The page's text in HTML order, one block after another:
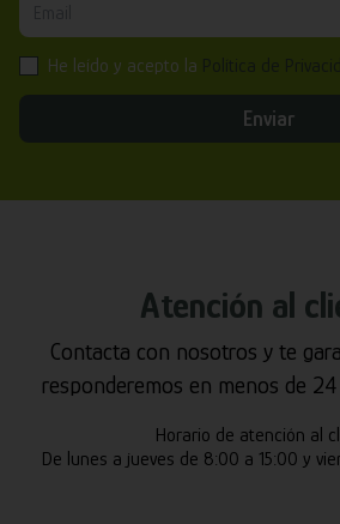
He leído y acepto la
Enviar
Atención al
Contacta con nosotros y te
responderemos en menos de
Horario de atención al
De lunes a jueves de 8:00 a 15:00 y